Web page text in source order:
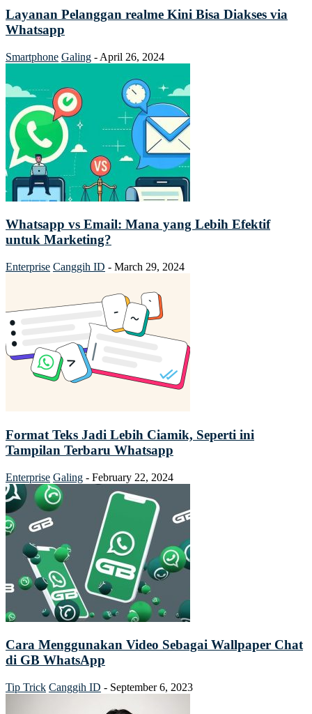
Layanan Pelanggan realme Kini Bisa Diakses via
Whatsapp
Smartphone Galing - April 26, 2024
Whatsapp vs Email: Mana yang Lebih Efektif
untuk Marketing?
Enterprise Canggih ID - March 29, 2024
Format Teks Jadi Lebih Ciamik, Seperti ini
Tampilan Terbaru Whatsapp
Enterprise Galing - February 22, 2024
Cara Menggunakan Video Sebagai Wallpaper Chat
di GB WhatsApp
Tip Trick Canggih ID - September 6, 2023